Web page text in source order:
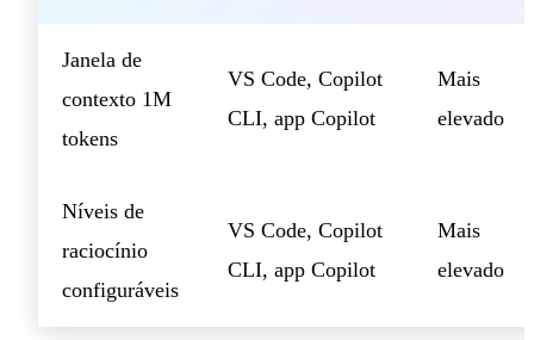
Janela de
contexto 1M
tokens
VS Code, Copilot
CLI, app Copilot
Mais
elevado
Níveis de
raciocínio
configuráveis
VS Code, Copilot
CLI, app Copilot
Mais
elevado